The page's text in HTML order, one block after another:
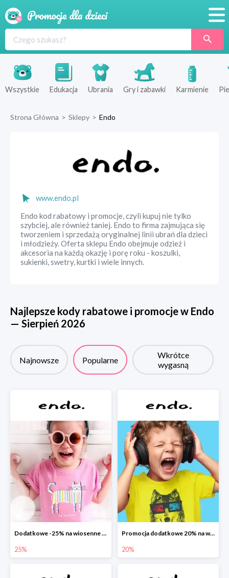
Produkty
Sklepy
Wszystkie Edukacja Ubrania Gry i zabawki Karmienie
Strona Główna > Sklepy > Endo
www.endo.pl
Endo kod rabatowy i promocje, czyli kupuj nie tylko
szybciej, ale również taniej. Endo to firma zajmująca się
tworzeniem i sprzedażą oryginalnej linii ubrań dla dzieci
i młodzieży. Oferta sklepu Endo obejmuje odzież i
akcesoria na każdą okazję i porę roku - koszulki,
sukienki, swetry, kurtki i wiele innych.
Najlepsze kody rabatowe i promocje w Endo
— Sierpień 2026
Najnowsze Popularne
Wkrótce
wygasną
Dodatkowe -25% na wiosenne nowości
25%
Promocja dodatkowe 20% na wszystko
20%